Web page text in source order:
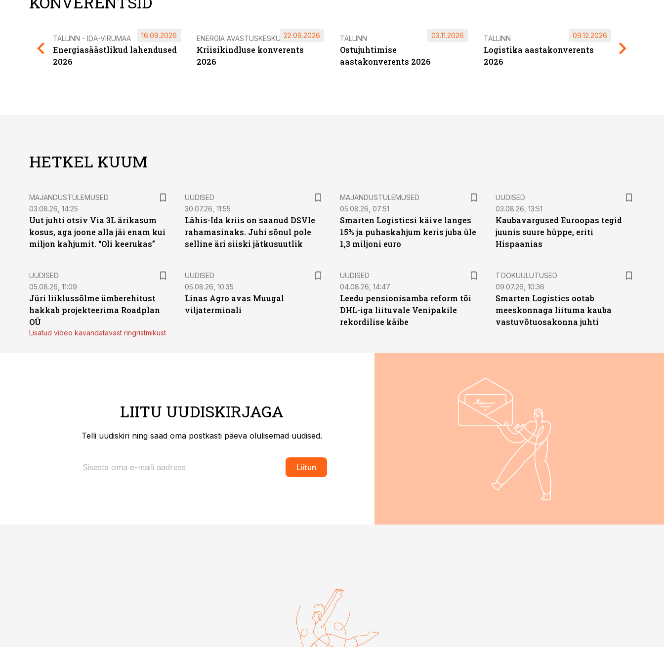
TALLINN - IDA-VIRUMAA
Energiasäästlikud lahendused
2026
16.09.2026 ENERGIA AVASTUSKESKUS
Kriisikindluse konverents
2026
22.09.2026 TALLINN
Ostujuhtimise
aastakonverents 2026
03.11.2026 TALLINN
Logistika aastakonverents
2026
09.12.2026
HETKEL KUUM
MAJANDUSTULEMUSED
03.08.26, 14:25
Uut juhti otsiv Via 3L ärikasum
kosus, aga joone alla jäi enam kui
miljon kahjumit. “Oli keerukas”
UUDISED
30.07.26, 11:55
Lähis-Ida kriis on saanud DSVle
rahamasinaks. Juhi sõnul pole
selline äri siiski jätkusuutlik
MAJANDUSTULEMUSED
05.08.26, 07:51
Smarten Logisticsi käive langes
15% ja puhaskahjum keris juba üle
1,3 miljoni euro
UUDISED
03.08.26, 13:51
Kaubavargused Euroopas tegid
juunis suure hüppe, eriti
Hispaanias
UUDISED
05.08.26, 11:09
Jüri liiklussõlme ümberehitust
hakkab projekteerima Roadplan
OÜ
Lisatud video kavandatavast ringristmikust
UUDISED
05.08.26, 10:35
Linas Agro avas Muugal
viljaterminali
UUDISED
04.08.26, 14:47
Leedu pensionisamba reform tõi
DHL-iga liituvale Venipakile
rekordilise käibe
ST
TÖÖKUULUTUSED
09.07.26, 10:36
Smarten Logistics ootab
meeskonnaga liituma kauba
vastuvõtuosakonna juhti
LIITU UUDISKIRJAGA
Telli uudiskiri ning saad oma postkasti päeva olulisemad uudised.
Liitun